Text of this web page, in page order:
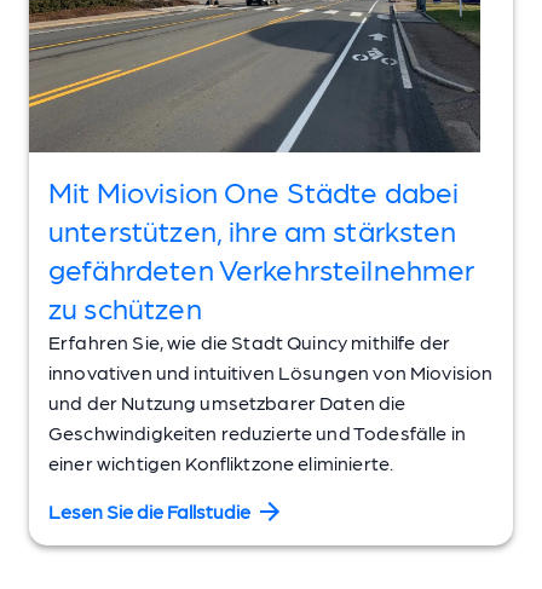
Mit Miovision One Städte dabei
unterstützen, ihre am stärksten
gefährdeten Verkehrsteilnehmer
zu schützen
Erfahren Sie, wie die Stadt Quincy mithilfe der
innovativen und intuitiven Lösungen von Miovision
und der Nutzung umsetzbarer Daten die
Geschwindigkeiten reduzierte und Todesfälle in
einer wichtigen Konfliktzone eliminierte.
Lesen Sie die Fallstudie